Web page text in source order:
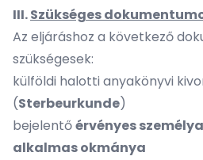
III.Szükséges
Az eljáráshoz a következő
szükségesek:
külföldi halotti anyakönyvi
(Sterbeurkunde)
bejelentőérvényes
alkalmas okmánya